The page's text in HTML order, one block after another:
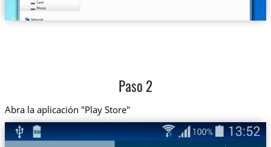
Paso 2
Abra la aplicación "Play Store"